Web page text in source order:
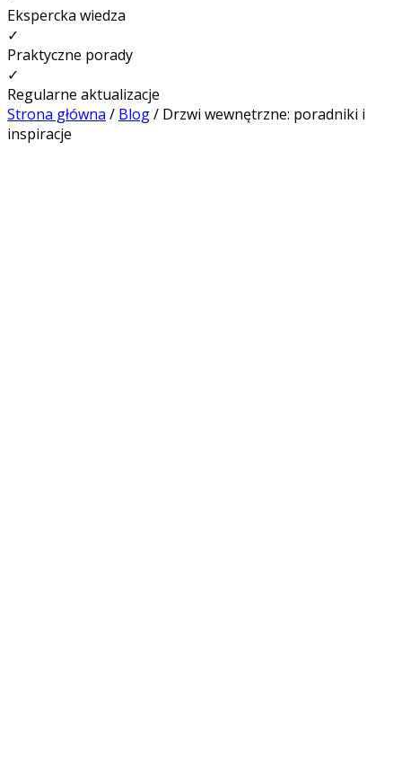
Ekspercka wiedza
✓
Praktyczne porady
✓
Regularne aktualizacje
Strona główna / Blog/ Drzwi wewnętrzne: poradniki i
inspiracje